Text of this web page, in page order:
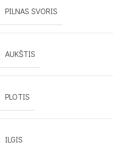
PILNAS SVORIS
AUKŠTIS
PLOTIS
ILGIS